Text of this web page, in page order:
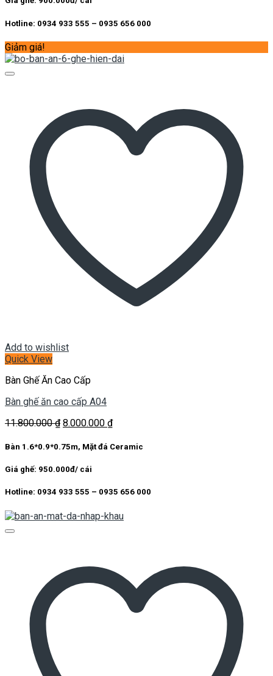
Hotline: 0934 933 555 – 0935 656 000
Giảm giá!
Add to wishlist
Quick View
Bàn Ghế Ăn Cao Cấp
Bàn ghế ăn cao cấp A04
11.800.000₫ Giá
là:
8.000.000 ₫Giá
tại
Bàn 1.6*0.9*0.75m, Mặt đá Ceramic
Giá ghế: 950.000đ/ cái
Hotline: 0934 933 555 – 0935 656 000